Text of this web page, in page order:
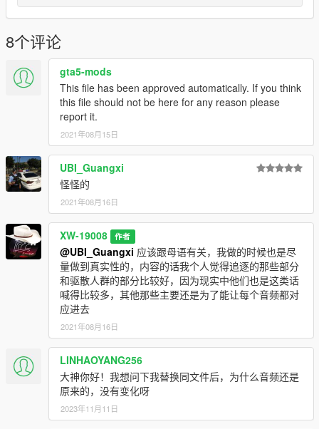
▲Replace：s_m_y_cop_01_white_full_01.awc▲
【Note: It is best not to change the name of my audio file and
replace it with other audio files. In case you have done
something that can't be reversed, you can only delete the
Mods folder, I can't help you.】
==================================================
=========
3.MORE:
If you want to watch my GTA5 LSPDFR game video, go in my
YouTube channel:
https://www.youtube.com/channel/UClU1Ylc1uVKzN1NjgRyKd
WA?view_as=subscriber
And this is my Twitter: https://twitter.com/GaryCon27811010
I'm Gary Connor, a Chinese video game player.
▲If you want to get the latest version of the file in time, please
https://www.lcpdfr.com/downloads/gta5mods/audio/35786-
%E4%B8%AD%E5%9B%BD%E5%A4%A7%E9%99%86-police-
megaphone-audio/▲
==================================================
=========
v1.1 - Fixed wrong words of txt file.
8个评论
gta5-mods
This file has been approved automatically. If you think
this file should not be here for any reason please
report it.
2021年08月15日
UBI_Guangxi
怪怪的
2021年08月16日
XW-19008 作者
@UBI_Guangxi 应该跟母语有关，我做的时候也是尽
量做到真实性的，内容的话我个人觉得追逐的那些部分
和驱散人群的部分比较好，因为现实中他们也是这类话
喊得比较多，其他那些主要还是为了能让每个音频都对
应进去
2021年08月16日
LINHAOYANG256
大神你好！我想问下我替换同文件后，为什么音频还是
原来的，没有变化呀
2023年11月11日